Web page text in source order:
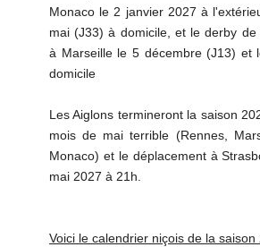
Monaco le 2 janvier 2027 à
mai (J33) à domicile, et le derby
à Marseille le 5 décembre (J13) et
domicile
Les Aiglons termineront la saison
mois de mai terrible (Rennes,
Monaco) et le déplacement à
mai 2027 à 21h.
Voici le calendrier niçois de la saison